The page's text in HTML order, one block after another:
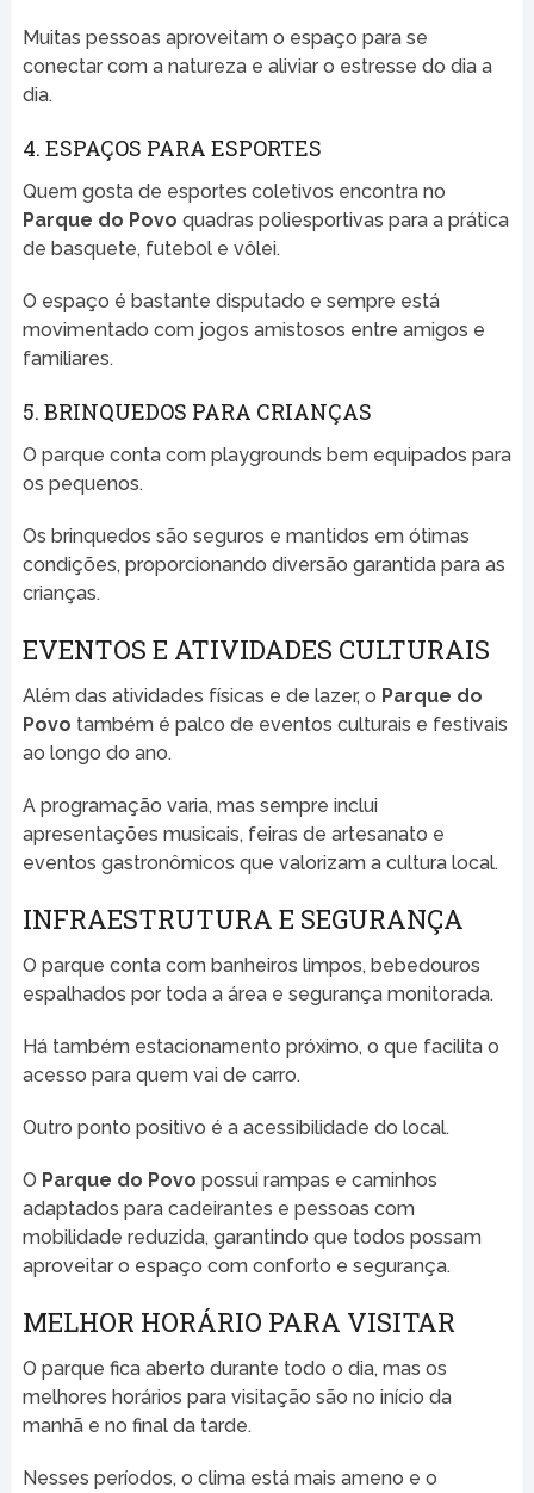
Muitas pessoas aproveitam o espaço para se
conectar com a natureza e aliviar o estresse do dia a
dia.
4. ESPAÇOS PARA ESPORTES
Quem gosta de esportes coletivos encontra no
Parque do Povo quadras poliesportivas para a prática
de basquete, futebol e vôlei.
O espaço é bastante disputado e sempre está
movimentado com jogos amistosos entre amigos e
familiares.
5. BRINQUEDOS PARA CRIANÇAS
O parque conta com playgrounds bem equipados para
os pequenos.
Os brinquedos são seguros e mantidos em ótimas
condições, proporcionando diversão garantida para as
crianças.
EVENTOS E ATIVIDADES CULTURAIS
Além das atividades físicas e de lazer, o Parque do
Povo também é palco de eventos culturais e festivais
ao longo do ano.
A programação varia, mas sempre inclui
apresentações musicais, feiras de artesanato e
eventos gastronômicos que valorizam a cultura local.
INFRAESTRUTURA E SEGURANÇA
O parque conta com banheiros limpos, bebedouros
espalhados por toda a área e segurança monitorada.
Há também estacionamento próximo, o que facilita o
acesso para quem vai de carro.
Outro ponto positivo é a acessibilidade do local.
O Parque do Povo possui rampas e caminhos
adaptados para cadeirantes e pessoas com
mobilidade reduzida, garantindo que todos possam
aproveitar o espaço com conforto e segurança.
MELHOR HORÁRIO PARA VISITAR
O parque fica aberto durante todo o dia, mas os
melhores horários para visitação são no início da
manhã e no final da tarde.
Nesses períodos, o clima está mais ameno e o